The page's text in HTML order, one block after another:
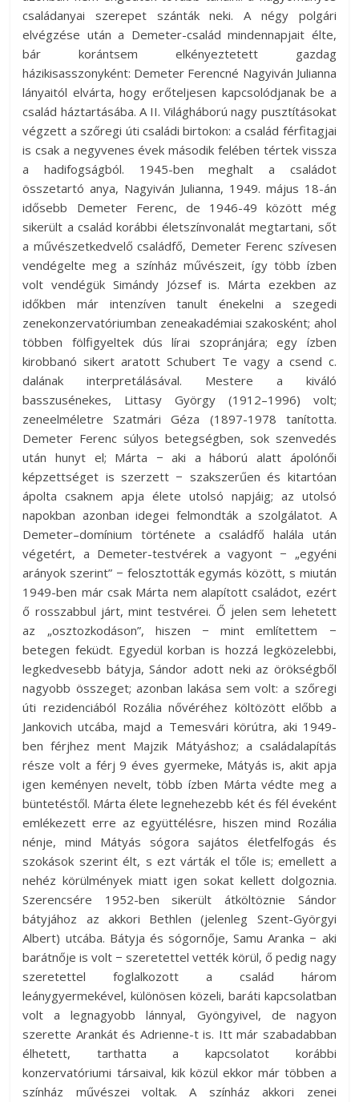
családanyai szerepet szánták neki. A négy polgári
elvégzése után a Demeter-család mindennapjait élte,
bár korántsem elkényeztetett gazdag
házikisasszonyként: Demeter Ferencné Nagyiván Julianna
lányaitól elvárta, hogy erőteljesen kapcsolódjanak be a
család háztartásába. A II. Világháború nagy pusztításokat
végzett a szőregi úti családi birtokon: a család férfitagjai
is csak a negyvenes évek második felében tértek vissza
a hadifogságból. 1945-ben meghalt a családot
összetartó anya, Nagyiván Julianna, 1949. május 18-án
idősebb Demeter Ferenc, de 1946-49 között még
sikerült a család korábbi életszínvonalát megtartani, sőt
a művészetkedvelő családfő, Demeter Ferenc szívesen
vendégelte meg a színház művészeit, így több ízben
volt vendégük Simándy József is. Márta ezekben az
időkben már intenzíven tanult énekelni a szegedi
zenekonzervatóriumban zeneakadémiai szakosként; ahol
többen fölfigyeltek dús lírai szopránjára; egy ízben
kirobbanó sikert aratott Schubert Te vagy a csend c.
dalának interpretálásával. Mestere a kiváló
basszusénekes, Littasy György (1912–1996) volt;
zeneelméletre Szatmári Géza (1897-1978 tanította.
Demeter Ferenc súlyos betegségben, sok szenvedés
után hunyt el; Márta − aki a háború alatt ápolónői
képzettséget is szerzett − szakszerűen és kitartóan
ápolta csaknem apja élete utolsó napjáig; az utolsó
napokban azonban idegei felmondták a szolgálatot. A
Demeter–domínium története a családfő halála után
végetért, a Demeter-testvérek a vagyont − „egyéni
arányok szerint” − felosztották egymás között, s miután
1949-ben már csak Márta nem alapított családot, ezért
ő rosszabbul járt, mint testvérei. Ő jelen sem lehetett
az „osztozkodáson”, hiszen − mint említettem −
betegen feküdt. Egyedül korban is hozzá legközelebbi,
legkedvesebb bátyja, Sándor adott neki az örökségből
nagyobb összeget; azonban lakása sem volt: a szőregi
úti rezidenciából Rozália nővéréhez költözött előbb a
Jankovich utcába, majd a Temesvári körútra, aki 1949-
ben férjhez ment Majzik Mátyáshoz; a családalapítás
része volt a férj 9 éves gyermeke, Mátyás is, akit apja
igen keményen nevelt, több ízben Márta védte meg a
büntetéstől. Márta élete legnehezebb két és fél éveként
emlékezett erre az együttélésre, hiszen mind Rozália
nénje, mind Mátyás sógora sajátos életfelfogás és
szokások szerint élt, s ezt várták el tőle is; emellett a
nehéz körülmények miatt igen sokat kellett dolgoznia.
Szerencsére 1952-ben sikerült átköltöznie Sándor
bátyjához az akkori Bethlen (jelenleg Szent-Györgyi
Albert) utcába. Bátyja és sógornője, Samu Aranka − aki
barátnője is volt − szeretettel vették körül, ő pedig nagy
szeretettel foglalkozott a család három
leánygyermekével, különösen közeli, baráti kapcsolatban
volt a legnagyobb lánnyal, Gyöngyivel, de nagyon
szerette Arankát és Adrienne-t is. Itt már szabadabban
élhetett, tarthatta a kapcsolatot korábbi
konzervatóriumi társaival, kik közül ekkor már többen a
színház művészei voltak. A színház akkori zenei